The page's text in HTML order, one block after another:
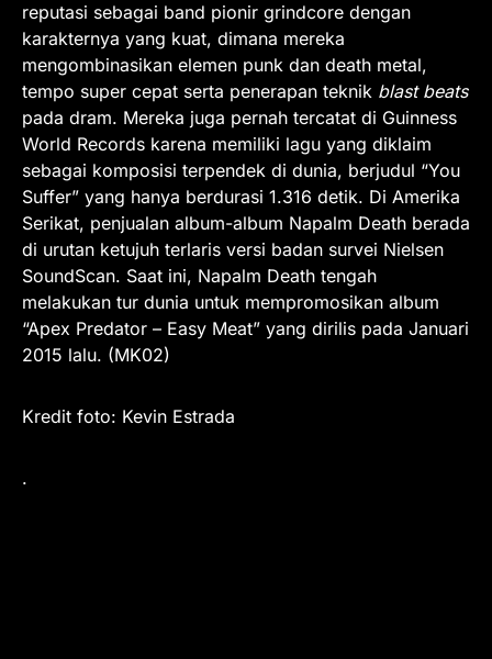
reputasi sebagai band pionir grindcore dengan
karakternya yang kuat, dimana mereka
mengombinasikan elemen punk dan death metal,
tempo super cepat serta penerapan teknik blast beats
pada dram. Mereka juga pernah tercatat di Guinness
World Records karena memiliki lagu yang diklaim
sebagai komposisi terpendek di dunia, berjudul “You
Suffer” yang hanya berdurasi 1.316 detik. Di Amerika
Serikat, penjualan album-album Napalm Death berada
di urutan ketujuh terlaris versi badan survei Nielsen
SoundScan. Saat ini, Napalm Death tengah
melakukan tur dunia untuk mempromosikan album
“Apex Predator – Easy Meat” yang dirilis pada Januari
2015 lalu. (MK02)
Kredit foto: Kevin Estrada
.